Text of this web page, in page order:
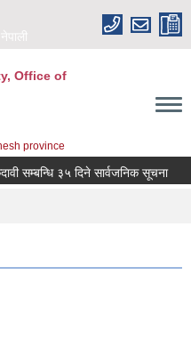
नेपाली
Office of
province
सम्बन्धि ३५ दिने सार्वजनिक सूचना